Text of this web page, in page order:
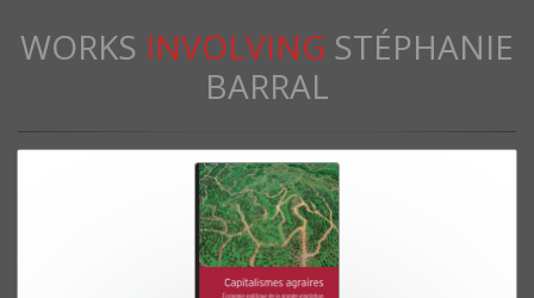
WORKS INVOLVING STÉPHANIE
BARRAL